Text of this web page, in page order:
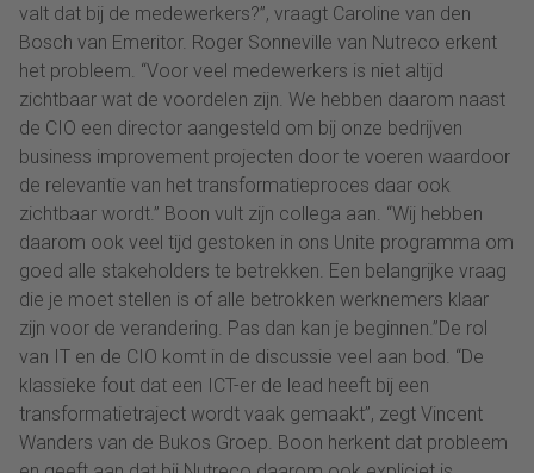
valt dat bij de medewerkers?”, vraagt Caroline van den
Bosch van Emeritor. Roger Sonneville van Nutreco erkent
het probleem. “Voor veel medewerkers is niet altijd
zichtbaar wat de voordelen zijn. We hebben daarom naast
de CIO een director aangesteld om bij onze bedrijven
business improvement projecten door te voeren waardoor
de relevantie van het transformatieproces daar ook
zichtbaar wordt.” Boon vult zijn collega aan. “Wij hebben
daarom ook veel tijd gestoken in ons Unite programma om
goed alle stakeholders te betrekken. Een belangrijke vraag
die je moet stellen is of alle betrokken werknemers klaar
zijn voor de verandering. Pas dan kan je beginnen.”De rol
van IT en de CIO komt in de discussie veel aan bod. “De
klassieke fout dat een ICT-er de lead heeft bij een
transformatietraject wordt vaak gemaakt”, zegt Vincent
Wanders van de Bukos Groep. Boon herkent dat probleem